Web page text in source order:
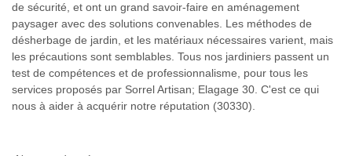
de sécurité, et ont un grand savoir-faire en aménagement
paysager avec des solutions convenables. Les méthodes de
désherbage de jardin, et les matériaux nécessaires varient, mais
les précautions sont semblables. Tous nos jardiniers passent un
test de compétences et de professionnalisme, pour tous les
services proposés par Sorrel Artisan; Elagage 30. C'est ce qui
nous à aider à acquérir notre réputation (30330).